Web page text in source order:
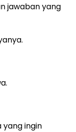
jawaban yang
yang ingin